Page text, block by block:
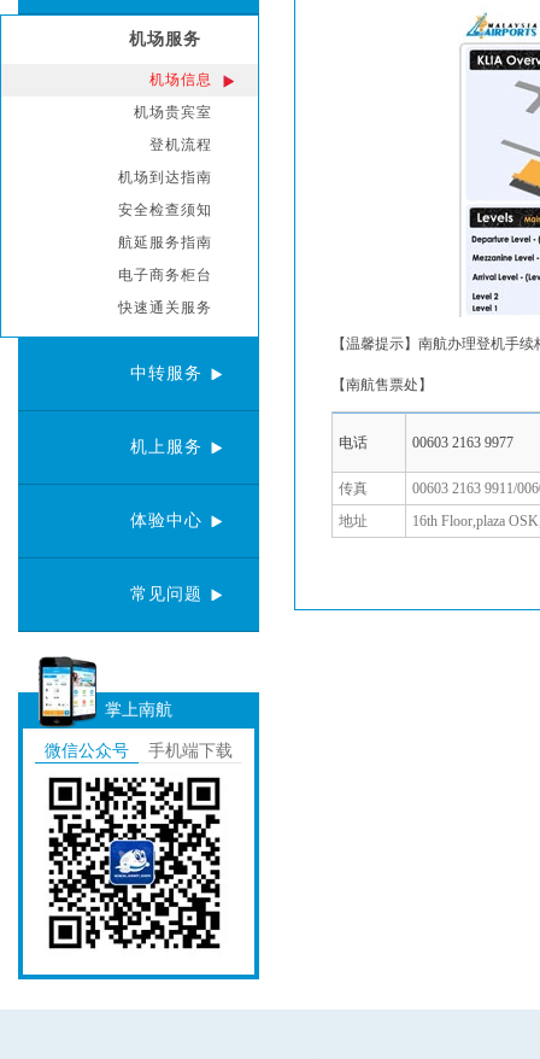
机场服务
机场信息
机场贵宾室
登机流程
机场到达指南
安全检查须知
航延服务指南
电子商务柜台
快速通关服务
中转服务
机上服务
体验中心
常见问题
掌上南航
微信公众号 手机端下载
【温馨提示】南航办理登机手
【南航售票处】
电话 00603 2163 9977
传真
00603 2163 9911/
地址
16th Floor,plaza